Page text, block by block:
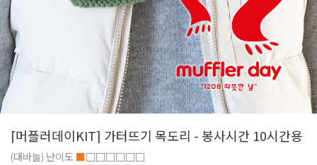
[머플러데이KIT] 가터뜨기 목도리 - 봉사시간 10시간용
(대바늘) 난이도 ■□□□□□□